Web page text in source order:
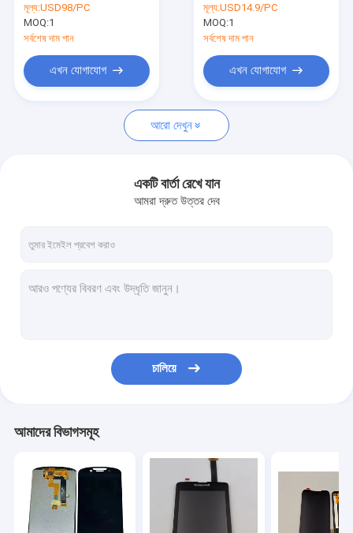
মূল্য:USD98/PC
MOQ:1
সর্বশেষ দাম পান
এখন যোগাযোগ
মূল্য:USD14.9/PC
MOQ:1
সর্বশেষ দাম পান
এখন যোগাযোগ
আরো দেখুন
একটি বার্তা রেখে যান
আমরা দ্রুত উত্তর দেব
চালিয়ে
আমাদের বিভাগসমূহ